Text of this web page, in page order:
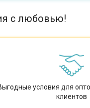
с любовью!
условия для
клиентов